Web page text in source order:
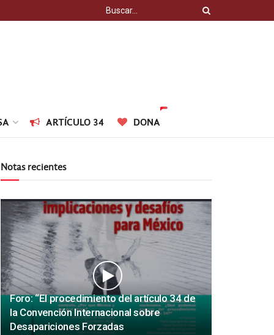
ARTÍCULO 34 DONA
Notas recientes
Foro: “El procedimiento del artículo 34 de
la Convención Internacional sobre
Desapariciones Forzadas